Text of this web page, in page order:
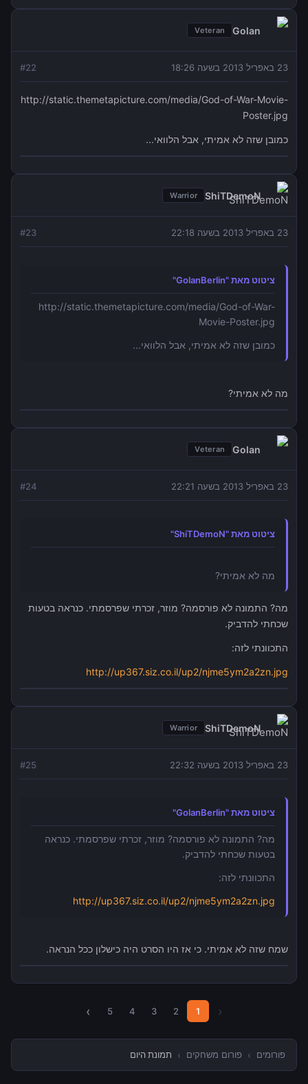
Golan
Veteran
23 באפריל 2013 בשעה 18:26 #22
http://static.themetapicture.com/media/God-of-War-Movie-
Poster.jpg
כמובן שזה לא אמיתי, אבל הלוואי...
ShiTDemoN
Warrior
23 באפריל 2013 בשעה 22:18 #23
ציטוט מאת "GolanBerlin"
http://static.themetapicture.com/media/God-of-War-
Movie-Poster.jpg
כמובן שזה לא אמיתי, אבל הלוואי...
מה לא אמיתי?
Golan
Veteran
23 באפריל 2013 בשעה 22:21 #24
ציטוט מאת "ShiTDemoN"
מה לא אמיתי?
מה? התמונה לא פורסמה? מוזר, זכרתי שפרסמתי. כנראה בטעות
שכחתי להדביק.
התכוונתי לזה:
http://up367.siz.co.il/up2/njme5ym2a2zn.jpg
ShiTDemoN
Warrior
23 באפריל 2013 בשעה 22:32 #25
ציטוט מאת "GolanBerlin"
מה? התמונה לא פורסמה? מוזר, זכרתי שפרסמתי. כנראה
בטעות שכחתי להדביק.
התכוונתי לזה:
http://up367.siz.co.il/up2/njme5ym2a2zn.jpg
שמח שזה לא אמיתי. כי אז היו הסרט היה כישלון ככל הנראה.
‹
1
2
3
4
5
›
פורומים › פורום משחקים › תמונת היום